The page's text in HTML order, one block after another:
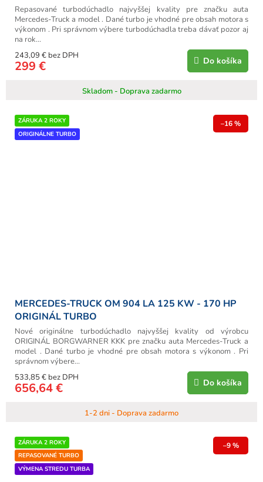
Skladom - Doprava zadarmo
243,09 € bez DPH
299 € Do košíka
Repasované turbodúchadlo najvyššej kvality pre značku auta
Mercedes-Truck a model . Dané turbo je vhodné pre obsah motora s
výkonom . Pri správnom výbere turbodúchadla treba dávať pozor aj
na rok...
ZÁRUKA 2 ROKY
ORIGINÁLNE TURBO
–16 %
MERCEDES-TRUCK OM 904 LA 125 KW - 170 HP
ORIGINÁL TURBO
1-2 dni - Doprava zadarmo
533,85 € bez DPH
656,64 € Do košíka
Nové originálne turbodúchadlo najvyššej kvality od výrobcu
ORIGINÁL BORGWARNER KKK pre značku auta Mercedes-Truck a
model . Dané turbo je vhodné pre obsah motora s výkonom . Pri
správnom výbere...
ZÁRUKA 2 ROKY
REPASOVANÉ TURBO
VÝMENA STREDU TURBA
–9 %